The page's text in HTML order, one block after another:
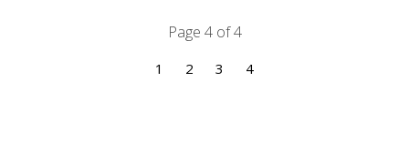
Page 4 of 4
1 2 3 4